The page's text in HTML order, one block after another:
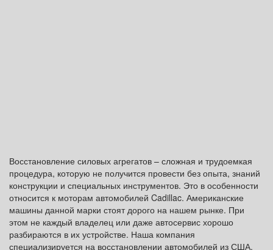
Восстановление силовых агрегатов – сложная и трудоемкая
процедура, которую не получится провести без опыта, знаний
конструкции и специальных инструментов. Это в особенности
относится к моторам автомобилей Cadillac. Американские
машины данной марки стоят дорого на нашем рынке. При
этом не каждый владелец или даже автосервис хорошо
разбираются в их устройстве. Наша компания
специализируется на восстановлении автомобилей из США.